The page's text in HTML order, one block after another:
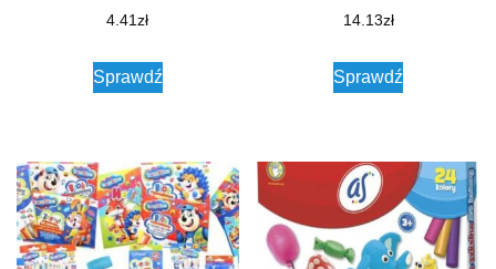
4.41zł
Sprawdź
14.13zł
Sprawdź